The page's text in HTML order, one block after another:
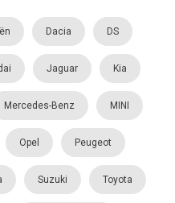
Dacia DS
Jaguar Kia
Mercedes-Benz MINI
Opel Peugeot
Suzuki Toyota